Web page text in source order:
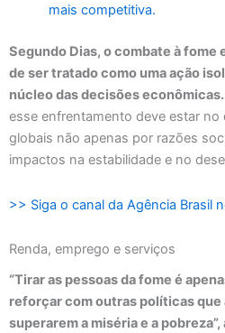
mais competitiva.
Segundo Dias, o combate à fome
de ser tratado como uma ação
núcleo das decisões econômicas.
esse enfrentamento deve estar no
globais não apenas por razões
impactos na estabilidade e no
>> Siga o canal da Agência Brasil
Renda, emprego e serviços
“Tirar as pessoas da fome é
reforçar com outras políticas que
superarem a miséria e a